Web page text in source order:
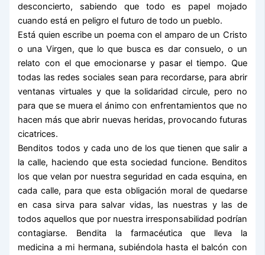
desconcierto, sabiendo que todo es papel mojado
cuando está en peligro el futuro de todo un pueblo.
Está quien escribe un poema con el amparo de un Cristo
o una Virgen, que lo que busca es dar consuelo, o un
relato con el que emocionarse y pasar el tiempo. Que
todas las redes sociales sean para recordarse, para abrir
ventanas virtuales y que la solidaridad circule, pero no
para que se muera el ánimo con enfrentamientos que no
hacen más que abrir nuevas heridas, provocando futuras
cicatrices.
Benditos todos y cada uno de los que tienen que salir a
la calle, haciendo que esta sociedad funcione. Benditos
los que velan por nuestra seguridad en cada esquina, en
cada calle, para que esta obligación moral de quedarse
en casa sirva para salvar vidas, las nuestras y las de
todos aquellos que por nuestra irresponsabilidad podrían
contagiarse. Bendita la farmacéutica que lleva la
medicina a mi hermana, subiéndola hasta el balcón con